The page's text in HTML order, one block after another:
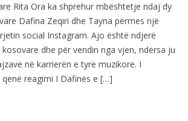
Rita Ora ka shprehur mbështetje ndaj dy
Dafina Zeqiri dhe Tayna përmes një
social Instagram. Ajo është ndjerë
dhe për vendin nga vjen, ndërsa ju
në karrierën e tyre muzikore. I
reagimi I Dafinës e […]